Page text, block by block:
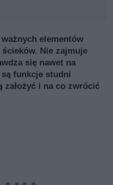
elementów
Nie zajmuje
się nawet na
są funkcje studni
założyć i na co zwrócić